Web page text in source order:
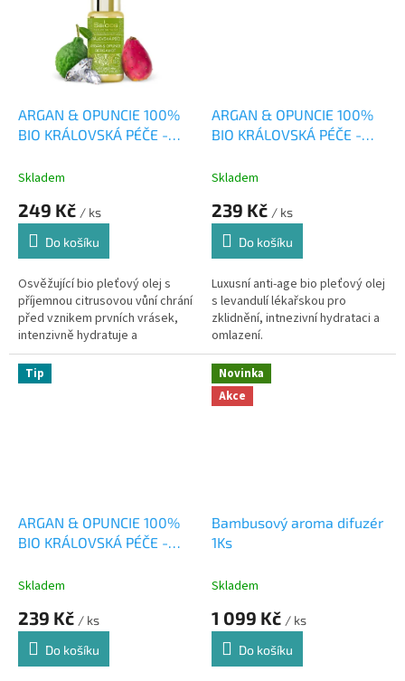
ARGAN & OPUNCIE 100%
BIO KRÁLOVSKÁ PÉČE -
Skladem
249 Kč / ks
Do košíku
Osvěžující bio pleťový olej s
příjemnou citrusovou vůní chrání
před vznikem prvních vrásek,
intenzivně hydratuje a
rozjasňuje pleť.
ARGAN & OPUNCIE 100%
BIO KRÁLOVSKÁ PÉČE -
Skladem
239 Kč / ks
Do košíku
Luxusní anti-age bio pleťový olej
s levandulí lékařskou pro
zklidnění, intnezivní hydrataci a
omlazení.
Tip
ARGAN & OPUNCIE 100%
BIO KRÁLOVSKÁ PÉČE -
Skladem
239 Kč / ks
Do košíku
Novinka
Akce
Bambusový aroma difuzér
1Ks
Skladem
1 099 Kč / ks
Do košíku